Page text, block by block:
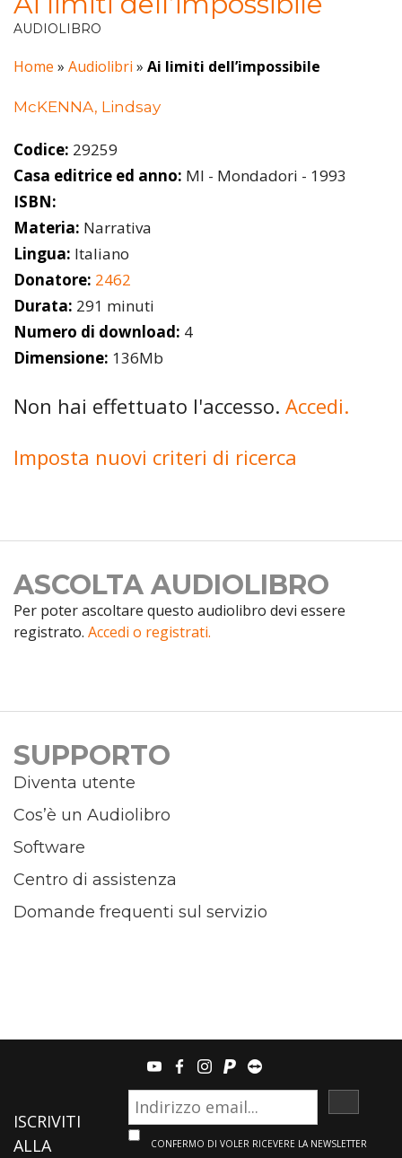
AUDIOLIBRO
Home » Audiolibri » Ai limiti dell’impossibile
McKENNA, Lindsay
Codice: 29259
Casa editrice ed anno: MI - Mondadori - 1993
ISBN:
Materia: Narrativa
Lingua: Italiano
Donatore: 2462
Durata: 291 minuti
Numero di download: 4
Dimensione: 136Mb
Non hai effettuato l'accesso. Accedi.
Imposta nuovi criteri di ricerca
ASCOLTA AUDIOLIBRO
Per poter ascoltare questo audiolibro devi essere
registrato. Accedi o registrati.
SUPPORTO
Diventa utente
Cos’è un Audiolibro
Software
Centro di assistenza
Domande frequenti sul servizio
youtubefacebook
instagram
paypalteamviewer
ISCRIVITI
ALLA
CONFERMO DI VOLER RICEVERE LA NEWSLETTER